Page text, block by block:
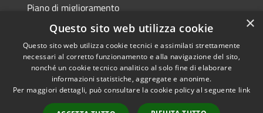
Piano di miglioramento
Accessibility
Privacy
Copyright © 2026 • Town of •
Powered byMunicipium
Admin access
×
Questo sito web utilizza cookie
Questo sito web utilizza cookie tecnici e assimilati strettamente
necessari al corretto funzionamento e alla navigazione del sito,
nonché un cookie tecnico analitico al solo fine di elaborare
informazioni statistiche, aggregate e anonime.
Per maggiori dettagli, può consultare la cookie policy al seguente link